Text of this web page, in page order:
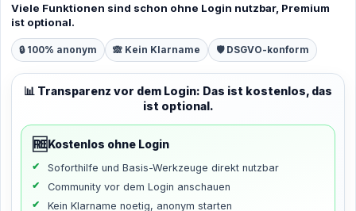
Viele Funktionen sind schon ohne Login nutzbar, Premium
ist optional.
🔒 100% anonym 🙈 Kein Klarname 🛡️ DSGVO-konform
📊 Transparenz vor dem Login: Das ist kostenlos, das
ist optional.
🆓 Kostenlos ohne Login
Soforthilfe und Basis-Werkzeuge direkt nutzbar
Community vor dem Login anschauen
Kein Klarname noetig, anonym starten